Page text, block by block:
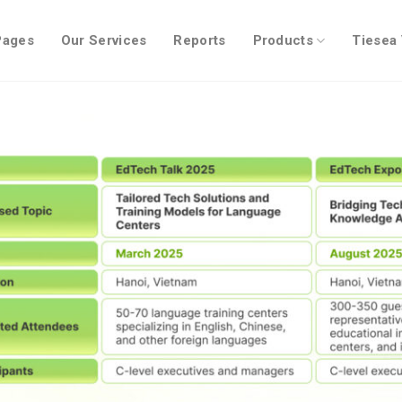
Our Services Reports Products Tiesea